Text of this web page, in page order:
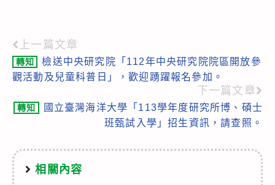
Read
more
上一篇文章
轉知
檢送中央研究院「112年中央研究院院區開放參
觀活動及兒童科普日」，歡迎踴躍報名參加。
下一篇文章
轉知
國立臺灣海洋大學「113學年度研究所博、碩士
班甄試入學」招生資訊，請查照。
相關內容